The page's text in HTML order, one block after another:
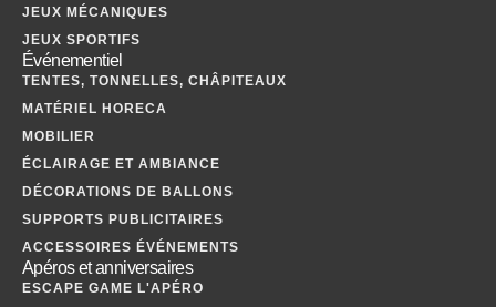
JEUX MÉCANIQUES
JEUX SPORTIFS
Événementiel
TENTES, TONNELLES, CHÂPITEAUX
MATÉRIEL HORECA
MOBILIER
ÉCLAIRAGE ET AMBIANCE
DÉCORATIONS DE BALLONS
SUPPORTS PUBLICITAIRES
ACCESSOIRES ÉVÉNEMENTS
Apéros et anniversaires
ESCAPE GAME L'APÉRO